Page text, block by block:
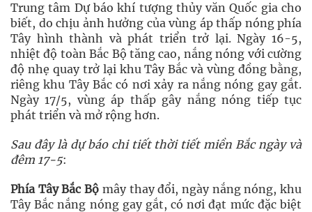
Trung tâm Dự báo khí tượng thủy văn Quốc gia cho
biết, do chịu ảnh hưởng của vùng áp thấp nóng phía
Tây hình thành và phát triển trở lại. Ngày 16-5,
nhiệt độ toàn Bắc Bộ tăng cao, nắng nóng với cường
độ nhẹ quay trở lại khu Tây Bắc và vùng đồng bằng,
riêng khu Tây Bắc có nơi xảy ra nắng nóng gay gắt.
Ngày 17/5, vùng áp thấp gây nắng nóng tiếp tục
phát triển và mở rộng hơn.
Sau đây là dự báo chi tiết thời tiết miền Bắc ngày và
đêm 17-5:
Phía Tây Bắc Bộ mây thay đổi, ngày nắng nóng, khu
Tây Bắc nắng nóng gay gắt, có nơi đạt mức đặc biệt